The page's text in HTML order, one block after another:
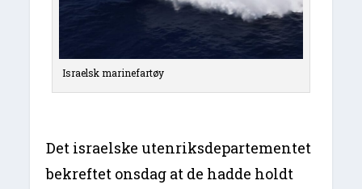
Israelsk marinefartøy
Det israelske utenriksdepartementet
bekreftet onsdag at de hadde holdt